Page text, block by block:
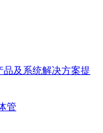
品及系统解决方案提
管